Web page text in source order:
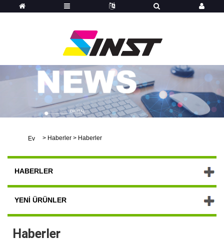
Ev > Haberler > Haberler
HABERLER
YENI ÜRÜNLER
Haberler